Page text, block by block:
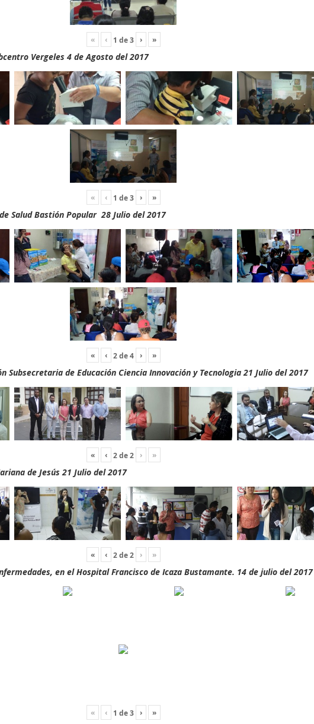
« ‹ 1 de3 › »
Vergeles 4 de Agosto del 2017
« ‹ 1 de3 › »
Salud Bastión Popular 28 Julio del 2017
« ‹ 2de4 › »
Subsecretaria de Educación Ciencia Innovación y Tecnologia 21 Julio del 2017
« ‹ 2de2 › »
de Jesús 21 Julio del 2017
« ‹ 2de2 › »
en el Hospital Francisco de Icaza Bustamante. 14 de julio del 2017
« ‹ 1 de3 › »